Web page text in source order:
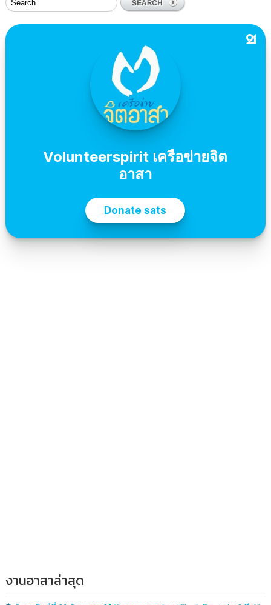
งานอาสาล่าสุด